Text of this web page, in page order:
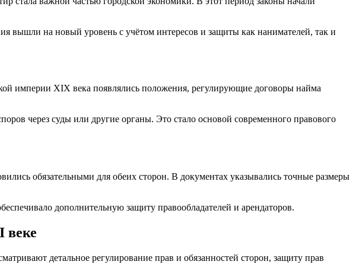
на новый уровень с учётом интересов и защиты как нанимателей, так и
империи XIX века появлялись положения, регулирующие договоры найма
через суды или другие органы. Это стало основой современного правового
обязательными для обеих сторон. В документах указывались точные размеры
дополнительную защиту правообладателей и арендаторов.
веке
детальное регулирование прав и обязанностей сторон, защиту прав